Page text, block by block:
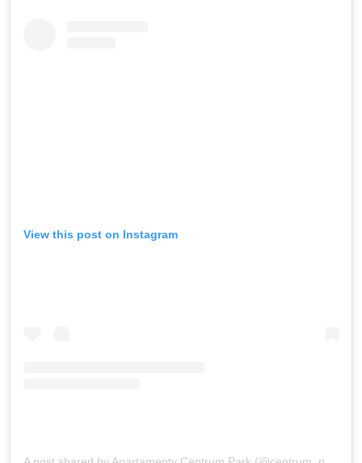
View this post on Instagram